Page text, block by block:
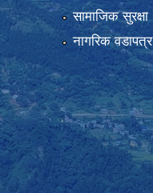
सामाजिक सुरक्षा
नागरिक वडापत्र